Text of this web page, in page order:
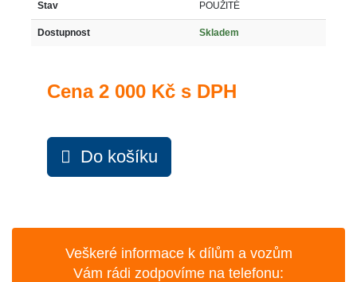
Stav POUŽITÉ
Dostupnost Skladem
Cena 2 000 Kč s DPH
Do košíku
Veškeré informace k dílům a vozům
Vám rádi zodpovíme na telefonu: